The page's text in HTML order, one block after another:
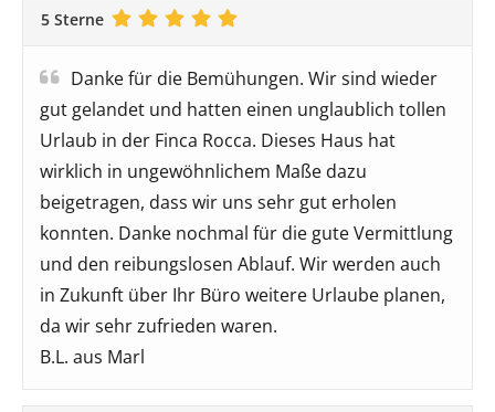
5 Sterne
Danke für die Bemühungen. Wir sind wieder
gut gelandet und hatten einen unglaublich tollen
Urlaub in der Finca Rocca. Dieses Haus hat
wirklich in ungewöhnlichem Maße dazu
beigetragen, dass wir uns sehr gut erholen
konnten. Danke nochmal für die gute Vermittlung
und den reibungslosen Ablauf. Wir werden auch
in Zukunft über Ihr Büro weitere Urlaube planen,
da wir sehr zufrieden waren.
B.L. aus Marl